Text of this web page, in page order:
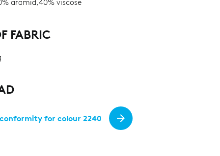
aramid,40% viscose
FABRIC
for colour 2240